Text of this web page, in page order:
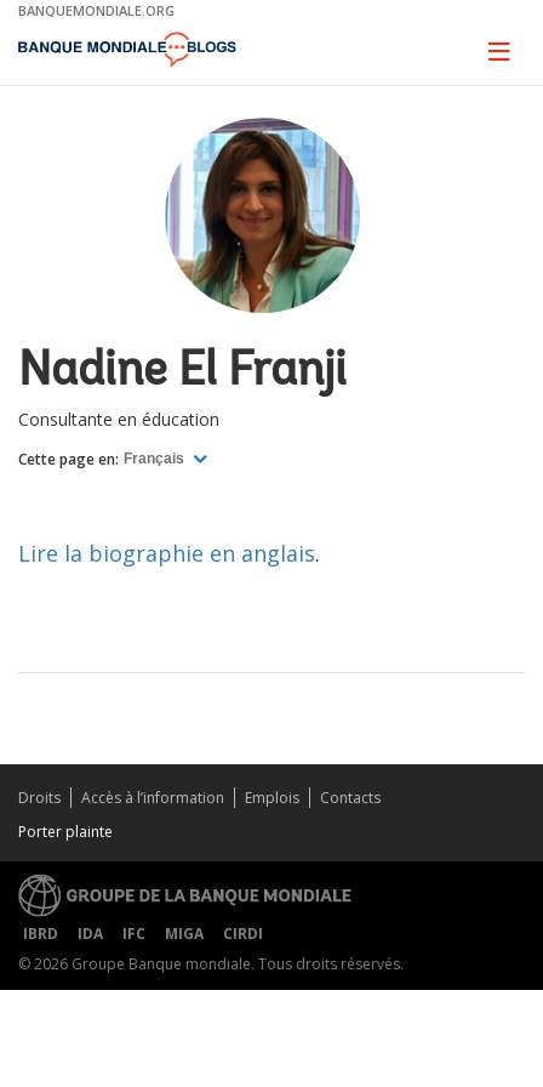
Skip
Main
BANQUEMONDIALE.ORG
Page
Nadine El Franji
Consultante en éducation
Cette page en: Français
Lire la biographie en anglais.
Droits Accès à l’information Emplois
Contacts
Porter plainte
IBRD IDA IFC MIGA
CIRDI
© 2026 Groupe Banque mondiale. Tous droits réservés.